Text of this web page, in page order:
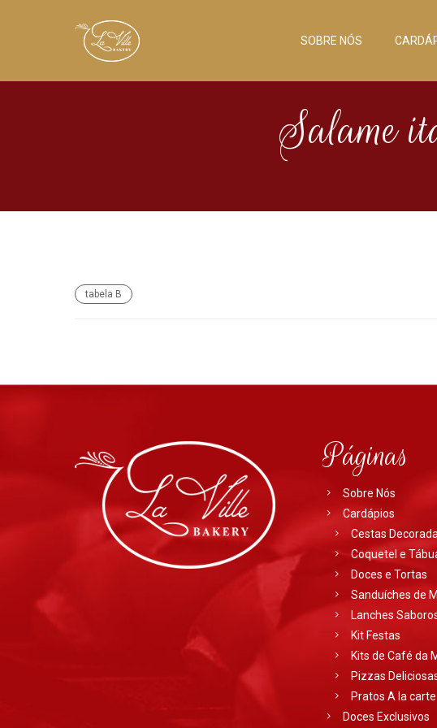
SOBRE NÓS
Salame
tabela B
Páginas
Sobre Nós
Cardápios
Cestas
Coquetel e
Doces e Tortas
Sanduíches de
Lanches
Kit Festas
Kits de Café da
Pizzas
Pratos A la carte
Doces Exclusivos